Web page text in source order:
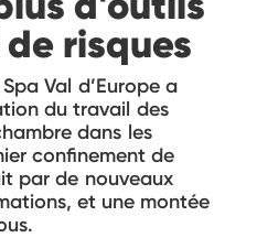
risques
Val d’Europe a
du travail des
dans les
confinement de
par de nouveaux
et une montée